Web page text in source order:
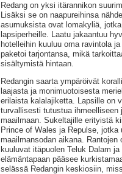
Redang on yksi itärannikon
Lisäksi se on naapureihinsa
asumuksista ovat lomakyliä,
lapsiperheille. Laatu jakaantuu
hotelleihin kuuluu oma ravintola
paketoi tarjontansa, mikä
sisältymistä hintaan.
Redangin saarta ympäröivät
laajasta ja monimuotoisesta
erilaista kalalajiketta. Lapsille on
turvallisesti tutustua ihmeelliseen
maailmaan. Sukeltajille erityistä
Prince of Wales ja Repulse, jotka
maailmansodan aikana. Rantojen
kuuluvat itäpuolen Teluk Dalam
elämäntapaan pääsee
selässä Redangin keskiosiin,